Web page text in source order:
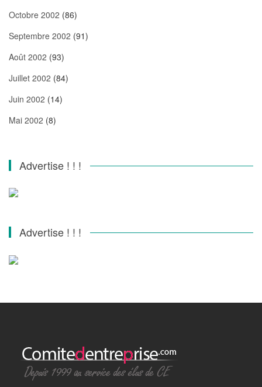
Octobre 2002 (86)
Septembre 2002 (91)
Août 2002 (93)
Juillet 2002 (84)
Juin 2002 (14)
Mai 2002 (8)
Advertise ! ! !
Advertise ! ! !